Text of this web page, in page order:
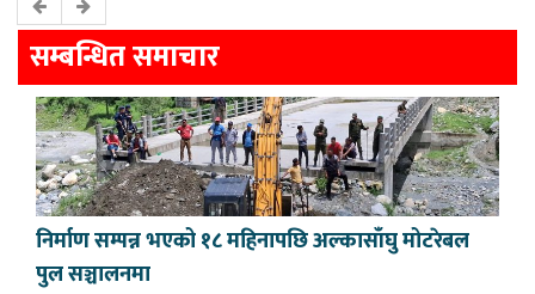
सम्बन्धित समाचार
निर्माण सम्पन्न भएको १८ महिनापछि अल्कासाँघु मोटरेबल
पुल सञ्चालनमा